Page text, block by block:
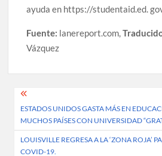
ayuda en https://studentaid.ed.
Fuente: lanereport.com,
Vázquez
Post
navigation
ESTADOS UNIDOS GASTA MÁS EN
MUCHOS PAÍSES CON UNIVERSIDAD
LOUISVILLE REGRESA A LA ‘ZONA ROJA’
COVID-19.